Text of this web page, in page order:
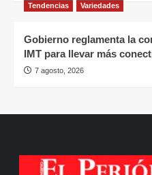
Tendencias Variedades
Gobierno reglamenta la
IMT para llevar más
7 agosto, 2026